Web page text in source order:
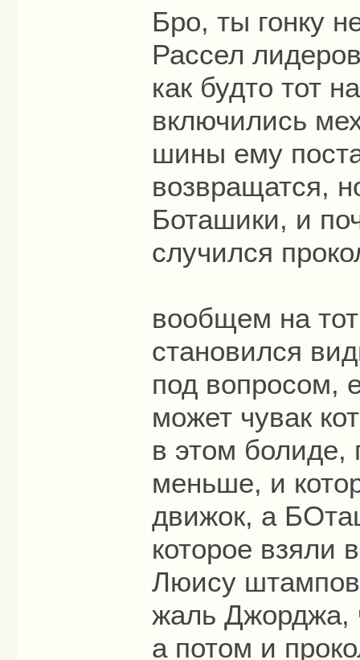
Бро, ты гонку
Рассел
как будто тот
включились
шины ему
возвращатся,
Боташики, и
случился
вообщем на
становился
под вопросом,
может чувак
в этом болиде,
меньше, и
движок, а
которое взяли
Люису
жаль Джорджа,
а потом и